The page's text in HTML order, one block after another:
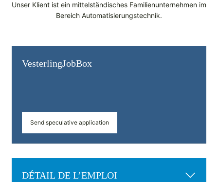
Unser Klient ist ein mittelständisches Familienunternehmen im
Bereich Automatisierungstechnik.
Vesterling­JobBox
Send speculative application
DÉTAIL DE L’EMPLOI